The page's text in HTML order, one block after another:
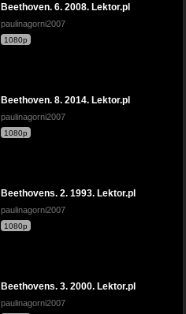
Beethoven. 6. 2008. Lektor.pl
paulinagorni2007
1080p
Beethoven. 8. 2014. Lektor.pl
paulinagorni2007
1080p
Beethovens. 2. 1993. Lektor.pl
paulinagorni2007
1080p
Beethovens. 3. 2000. Lektor.pl
paulinagorni2007